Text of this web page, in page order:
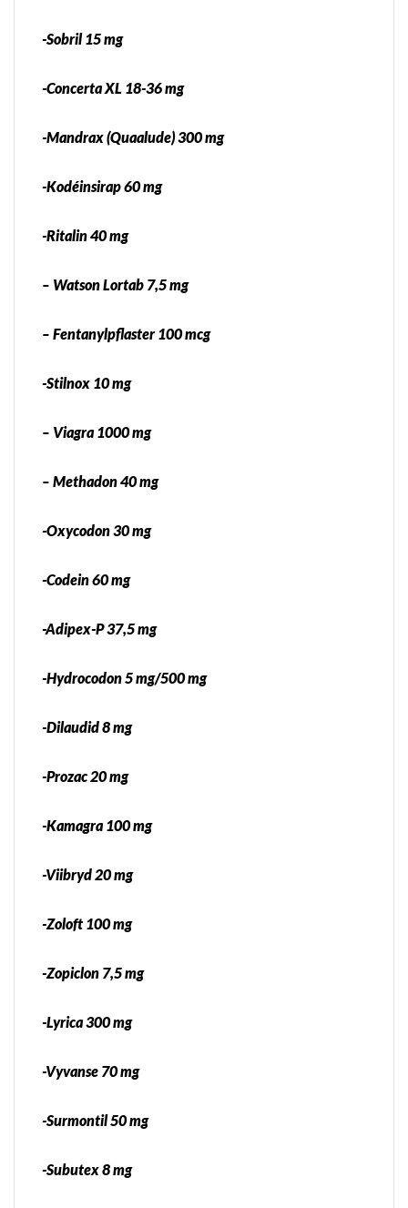
-Sobril 15 mg
-Concerta XL 18-36 mg
-Mandrax (Quaalude) 300 mg
-Kodéinsirap 60 mg
-Ritalin 40 mg
– Watson Lortab 7,5 mg
– Fentanylpflaster 100 mcg
-Stilnox 10 mg
– Viagra 1000 mg
– Methadon 40 mg
-Oxycodon 30 mg
-Codein 60 mg
-Adipex-P 37,5 mg
-Hydrocodon 5 mg/500 mg
-Dilaudid 8 mg
-Prozac 20 mg
-Kamagra 100 mg
-Viibryd 20 mg
-Zoloft 100 mg
-Zopiclon 7,5 mg
-Lyrica 300 mg
-Vyvanse 70 mg
-Surmontil 50 mg
-Subutex 8 mg